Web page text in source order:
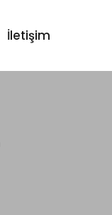
İletişim